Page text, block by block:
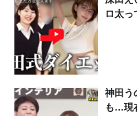
ロ太っ
神田う
も…現